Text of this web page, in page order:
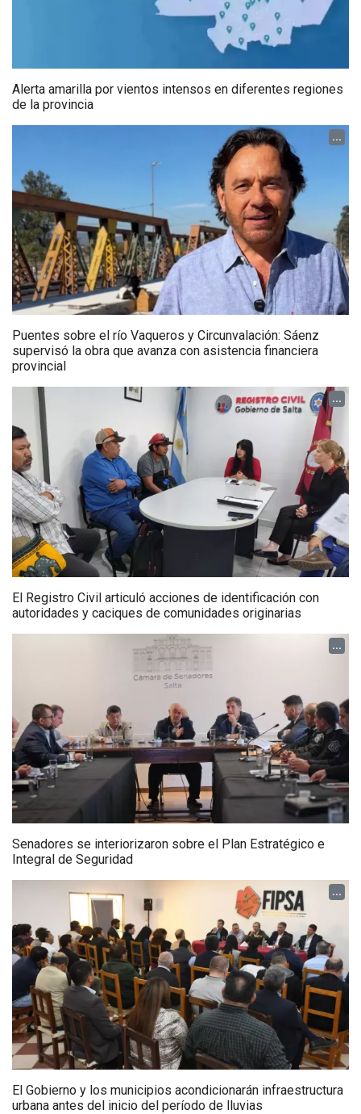
Alerta amarilla por vientos intensos en diferentes regiones
de la provincia
...
Puentes sobre el río Vaqueros y Circunvalación: Sáenz
supervisó la obra que avanza con asistencia financiera
provincial
...
El Registro Civil articuló acciones de identificación con
autoridades y caciques de comunidades originarias
...
Senadores se interiorizaron sobre el Plan Estratégico e
Integral de Seguridad
...
El Gobierno y los municipios acondicionarán infraestructura
urbana antes del inicio del período de lluvias